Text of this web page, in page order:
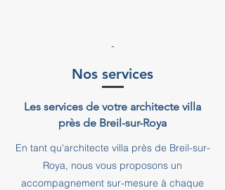
-
Nos services
Les services de votre architecte villa
près de Breil-sur-Roya
En tant qu'architecte villa près de Breil-sur-
Roya, nous vous proposons un
accompagnement sur-mesure à chaque